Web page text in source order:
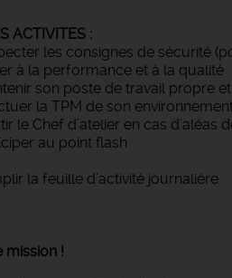
ACTIVITES :
les consignes de sécurité
à la performance et à la qualité
son poste de travail propre
la TPM de son
le Chef d’atelier en cas d'aléas
au point flash
la feuille d’activité journalière
mission !